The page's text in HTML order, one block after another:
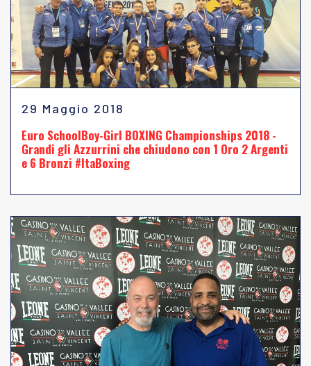
29 Maggio 2018
Euro SchoolBoy-Girl BOXING Championships 2018 -
Grandi gli Azzurrini che chiudono con 1 Oro 2 Argenti
e 6 Bronzi #ItaBoxing